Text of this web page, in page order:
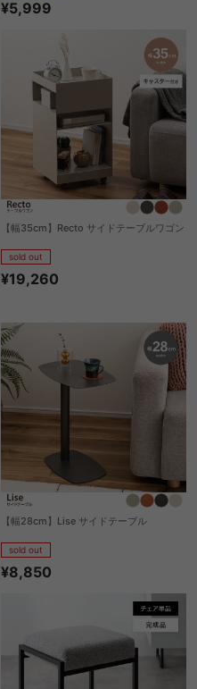
¥5,999
【幅35cm】Recto サイドテーブルワゴン
sold out
¥19,260
【幅28cm】Lise サイドテーブル
sold out
¥8,850